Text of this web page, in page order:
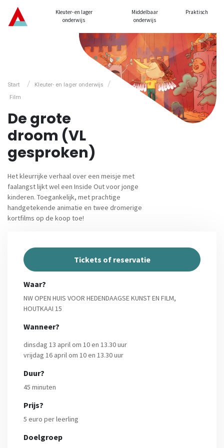
Kleuter- en lager
onderwijs
Middelbaar
onderwijs
Praktisch
Start / Kleuter- en lager onderwijs /
Film
De grote
droom (VL
gesproken)
Het kleurrijke verhaal over een meisje met
faalangst lijkt wel een Inside Out voor jonge
kinderen. Toegankelijk, met prachtige
handgetekende animatie en twee dromerige
kortfilms op de koop toe!
Tickets of reservatie
Waar?
NW OPEN HUIS VOOR HEDENDAAGSE KUNST EN FILM,
HOUTKAAI 15
Wanneer?
dinsdag 13 april om 10 en 13.30 uur
vrijdag 16 april om 10 en 13.30 uur
Duur?
45 minuten
Prijs?
5 euro per leerling
Doelgroep